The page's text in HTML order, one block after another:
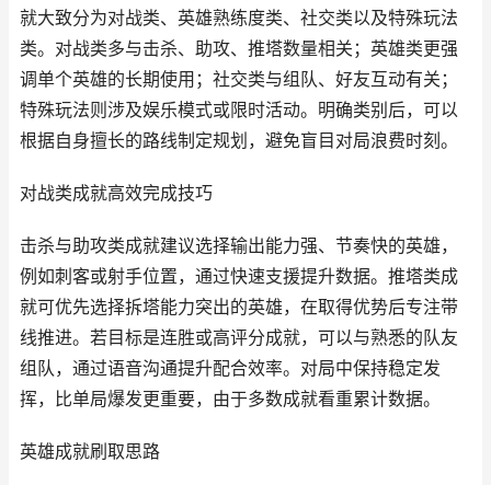
就大致分为对战类、英雄熟练度类、社交类以及特殊玩法
类。对战类多与击杀、助攻、推塔数量相关；英雄类更强
调单个英雄的长期使用；社交类与组队、好友互动有关；
特殊玩法则涉及娱乐模式或限时活动。明确类别后，可以
根据自身擅长的路线制定规划，避免盲目对局浪费时刻。
对战类成就高效完成技巧
击杀与助攻类成就建议选择输出能力强、节奏快的英雄，
例如刺客或射手位置，通过快速支援提升数据。推塔类成
就可优先选择拆塔能力突出的英雄，在取得优势后专注带
线推进。若目标是连胜或高评分成就，可以与熟悉的队友
组队，通过语音沟通提升配合效率。对局中保持稳定发
挥，比单局爆发更重要，由于多数成就看重累计数据。
英雄成就刷取思路